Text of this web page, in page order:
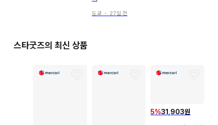
도쿄 ・ 27일 전
스타굿즈의 최신 상품
5%31,903원